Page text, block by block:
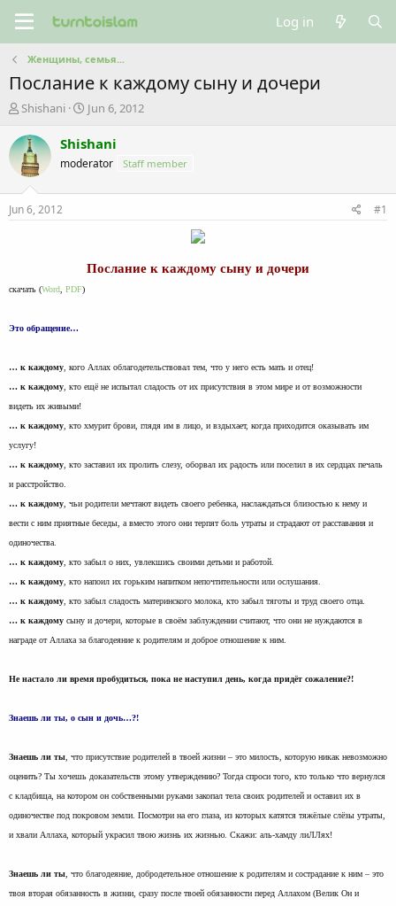
Log in
Женщины, семья...
Послание к каждому сыну и дочери
T
r
e
a
t
Shishani
S
a
t
Jun 6, 2012
Shishani
moderator Staff member
Jun 6, 2012 #1
Послание к каждому сыну и дочери
скачать (Word PDF)
Это обращение…
… к каждому , кого Аллах облагодетельствовал тем, что у него есть мать и отец!
… к каждому , кто ещё не испытал сладость от их присутствия в этом мире и от возможности
видеть их живыми!
… к каждому , кто хмурит брови, глядя им в лицо, и вздыхает, когда приходится оказывать им
услугу!
… к каждому , кто заставил их пролить слезу, оборвал их радость или поселил в их сердцах печаль
и расстройство.
… к каждому , чьи родители мечтают видеть своего ребенка, наслаждаться близостью к нему и
вести с ним приятные беседы, а вместо этого они терпят боль утраты и страдают от расставания и
одиночества.
… к каждому , кто забыл о них, увлекшись своими детьми и работой.
… к каждому , кто напоил их горьким напитком непочтительности или ослушания.
… к каждому , кто забыл сладость материнского молока, кто забыл тяготы и труд своего отца.
… к каждому сыну и дочери, которые в своём заблуждении считают, что они не нуждаются в
награде от Аллаха за благодеяние к родителям и доброе отношение к ним.
Не настало ли время пробудиться, пока не наступил день, когда придёт сожаление?!
Знаешь ли ты, о сын и дочь…?!
Знаешь ли ты , что присутствие родителей в твоей жизни – это милость, которую никак невозможно
оценить? Ты хочешь доказательств этому утверждению? Тогда спроси того, кто только что вернулся
с кладбища, на котором он собственными руками закопал тела своих родителей и оставил их в
одиночестве под покровом земли. Посмотри на его глаза, из которых катятся тяжёлые слёзы утраты,
и хвали Аллаха, который украсил твою жизнь их жизнью. Скажи: аль-хамду лиЛЛях!
Знаешь ли ты , что благодеяние, добродетельное отношение к родителям и сострадание к ним – это
твоя вторая обязанность в жизни, сразу после твоей обязанности перед Аллахом (Велик Он и